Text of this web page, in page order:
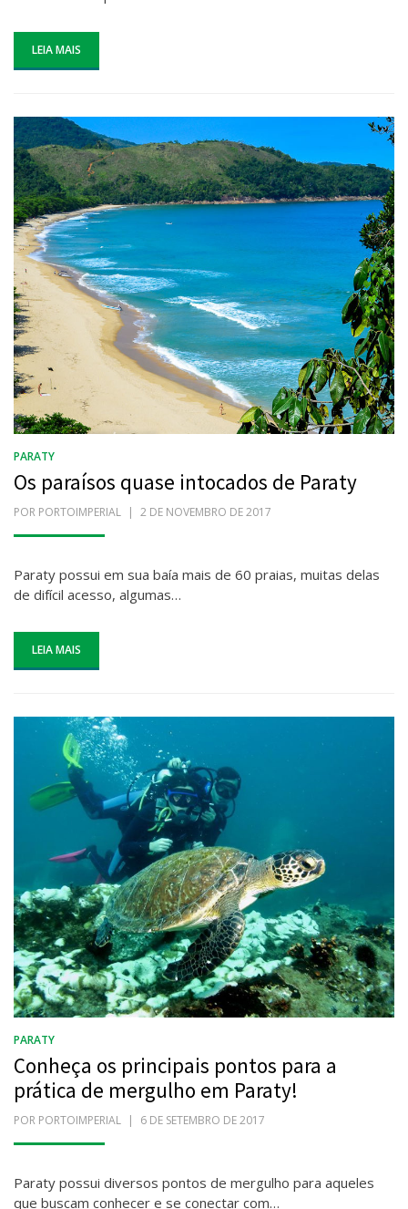
LEIA MAIS
PARATY
Os paraísos quase intocados de Paraty
POR PORTOIMPERIAL
POSTADO
2 DE NOVEMBRO DE 2017
Paraty possui em sua baía mais de 60 praias, muitas delas
de difícil acesso, algumas…
LEIA MAIS
PARATY
Conheça os principais pontos para a
prática de mergulho em Paraty!
POR PORTOIMPERIAL
POSTADO
6 DE SETEMBRO DE 2017
Paraty possui diversos pontos de mergulho para aqueles
que buscam conhecer e se conectar com…